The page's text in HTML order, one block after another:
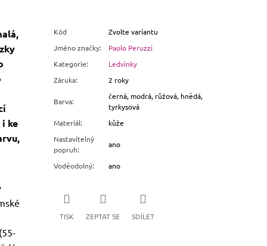
ke
Kód
Zvolte variantu
Jméno značky:
Paolo Peruzzi
Kategorie:
Ledvinky
Záruka: 2 roky
Barva:
černá, modrá, růžová, hnědá,
tyrkysová
Materiál:
kůže
Nastavitelný
popruh:
ano
Voděodolný: ano
TISK ZEPTAT SE SDÍLET